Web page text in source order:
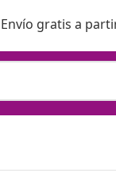
Envío gratis a